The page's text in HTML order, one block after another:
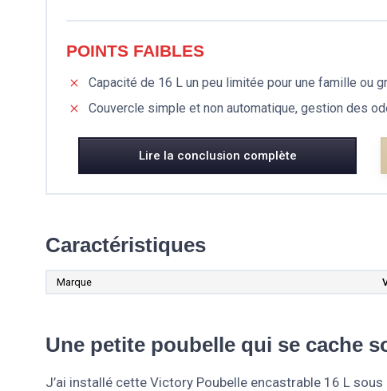
POINTS FAIBLES
Capacité de 16 L un peu limitée pour une famille ou
Couvercle simple et non automatique, gestion des
Lire la conclusion complète
Caractéristiques
Marque
Une petite poubelle qui se cache
J’ai installé cette Victory Poubelle encastrable 16 L